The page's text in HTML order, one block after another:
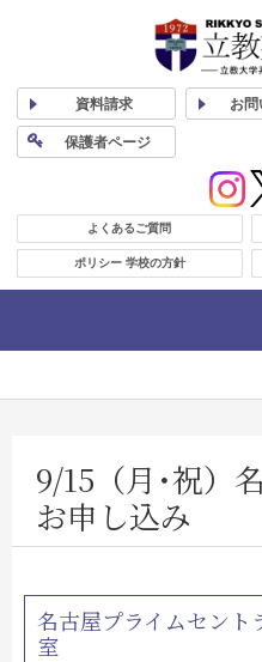
資料請求 お問
保護者ページ
よくあるご質問
ポリシー 学校の方針
9/15（月･祝）
お申し込み
名古屋プライムセント
室